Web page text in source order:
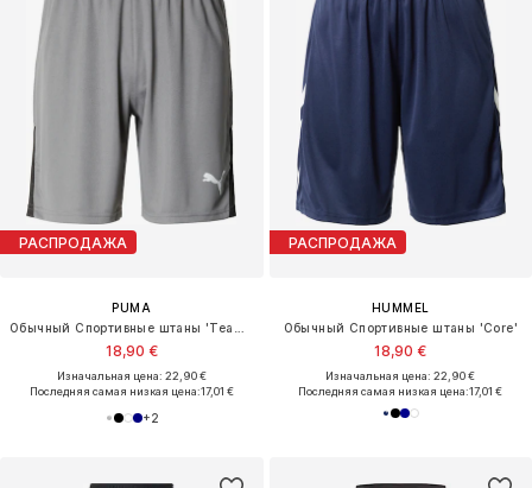
РАСПРОДАЖА
PUMA
18,90 €
Изначальная цена: 22,90 €
Последняя самая низкая цена:17,01 €
+2
РАСПРОДАЖА
HUMMEL
Обычный Спортивные штаны 'Core'
18,90 €
Изначальная цена: 22,90 €
Последняя самая низкая цена:17,01 €